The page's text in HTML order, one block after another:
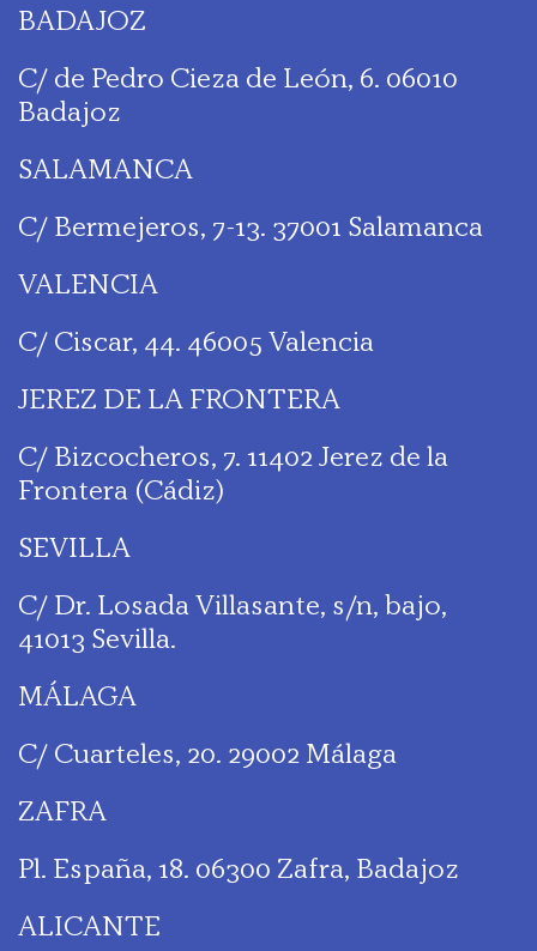
BADAJOZ
C/ de Pedro Cieza de León, 6. 06010
Badajoz
SALAMANCA
C/ Bermejeros, 7-13. 37001 Salamanca
VALENCIA
C/ Ciscar, 44. 46005 Valencia
JEREZ DE LA FRONTERA
C/ Bizcocheros, 7. 11402 Jerez de la
Frontera (Cádiz)
SEVILLA
C/ Dr. Losada Villasante, s/n, bajo,
41013 Sevilla.
MÁLAGA
C/ Cuarteles, 20. 29002 Málaga
ZAFRA
Pl. España, 18. 06300 Zafra, Badajoz
ALICANTE